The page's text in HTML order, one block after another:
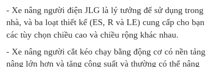
- Xe nâng người điện JLG là lý tưởng để sử dụng trong
nhà, và ba loạt thiết kế (ES, R và LE) cung cấp cho bạn
các tùy chọn chiều cao và chiều rộng khác nhau.
- Xe nâng người cắt kéo chạy bằng động cơ có nền tảng
nâng lớn hơn và tăng công suất và thường có thể nâng